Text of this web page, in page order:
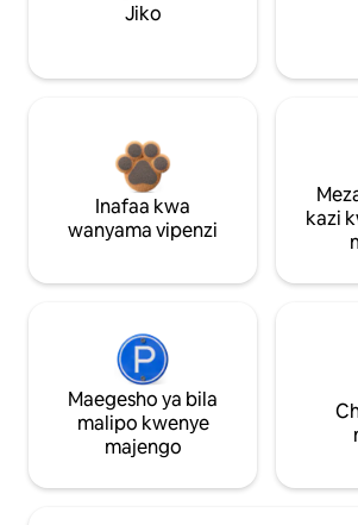
Jiko
Inafaa kwa
wanyama vipenzi
kazi
Maegesho ya bila
malipo kwenye
majengo